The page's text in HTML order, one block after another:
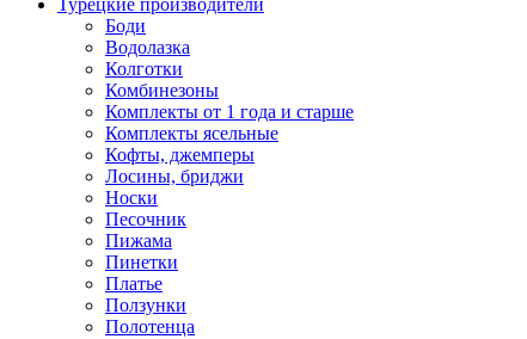
Боди
Водолазка
Колготки
Комбинезоны
Комплекты от 1 года и старше
Комплекты ясельные
Кофты, джемперы
Лосины, бриджи
Носки
Песочник
Пижама
Пинетки
Платье
Ползунки
Полотенца